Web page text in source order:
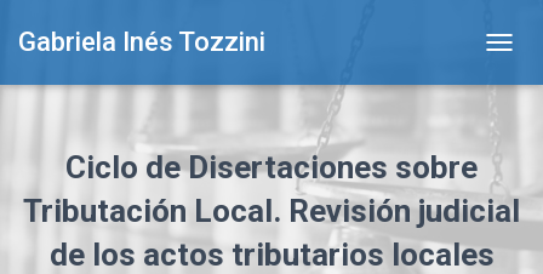
Gabriela Inés Tozzini
O
E
A
Ciclo de Disertaciones sobre
Tributación Local. Revisión judicial
de los actos tributarios locales